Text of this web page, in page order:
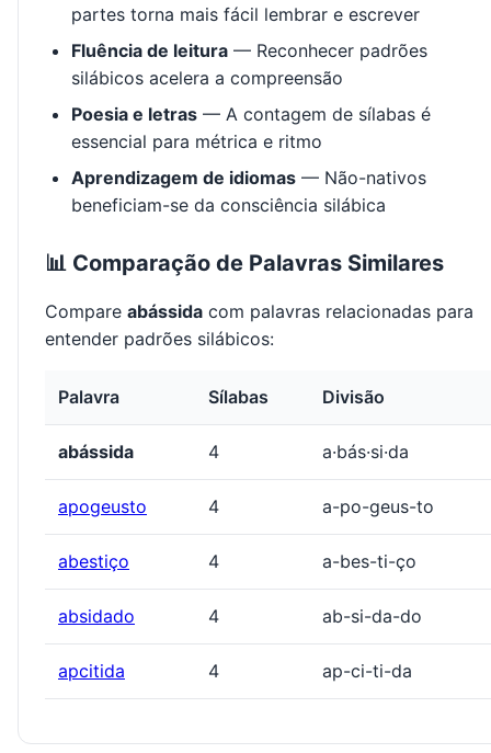
partes torna mais fácil lembrar e escrever
Fluência de leitura — Reconhecer padrões
silábicos acelera a compreensão
Poesia e letras — A contagem de sílabas é
essencial para métrica e ritmo
Aprendizagem de idiomas — Não-nativos
beneficiam-se da consciência silábica
📊 Comparação de Palavras Similares
Compare abássida com palavras relacionadas para
entender padrões silábicos:
Palavra Sílabas Divisão
abássida 4 a·bás·si·da
apogeusto 4 a-po-geus-to
abestiço 4 a-bes-ti-ço
absidado 4 ab-si-da-do
apcitida 4 ap-ci-ti-da